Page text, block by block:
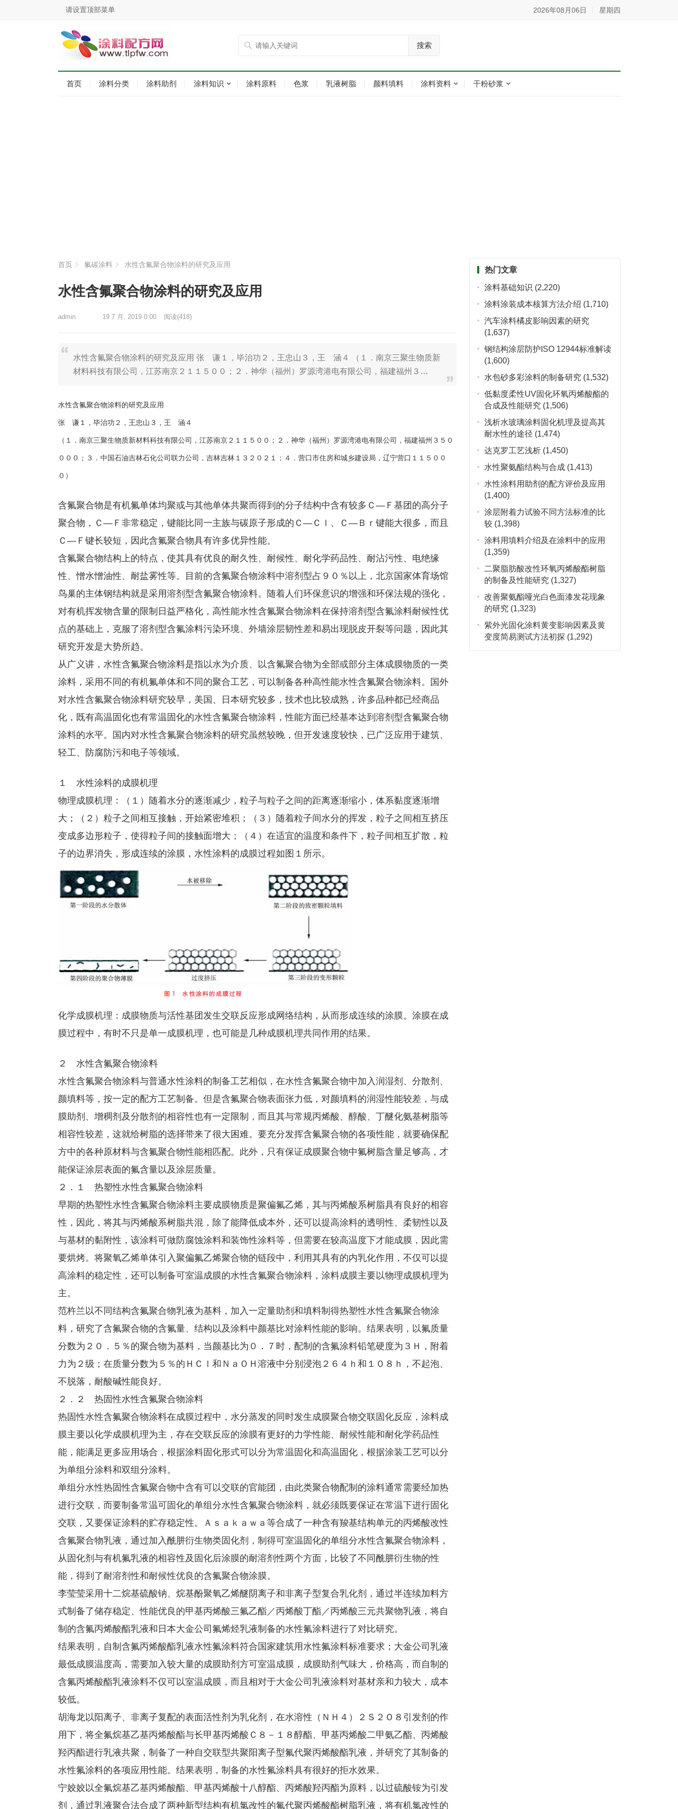
请设置顶部菜单 2026年08月06日 星期四
搜索
首页 涂料分类 涂料助剂 涂料知识 涂料原料 色浆 乳液树脂 颜料填料 涂料资料 干粉砂浆
首页 氟碳涂料 水性含氟聚合物涂料的研究及应用
水性含氟聚合物涂料的研究及应用
admin 19 7 月, 2019 0:00 阅读(418)
水性含氟聚合物涂料的研究及应用 张 谦１，毕治功２，王忠山３，王 涵４ （１．南京三聚生物质新
材料科技有限公司，江苏南京２１１５００；２．神华（福州）罗源湾港电有限公司，福建福州３…
水性含氟聚合物涂料的研究及应用
张 谦１，毕治功２，王忠山３，王 涵４
（１．南京三聚生物质新材料科技有限公司，江苏南京２１１５００；２．神华（福州）罗源湾港电有限公司，福建福州３５０
０００；３．中国石油吉林石化公司联力公司，吉林吉林１３２０２１；４．营口市住房和城乡建设局，辽宁营口１１５００
０）
含氟聚合物是有机氟单体均聚或与其他单体共聚而得到的分子结构中含有较多Ｃ—Ｆ基团的高分子
聚合物，Ｃ—Ｆ非常稳定，键能比同一主族与碳原子形成的Ｃ—Ｃｌ、Ｃ—Ｂｒ键能大很多，而且
Ｃ—Ｆ键长较短，因此含氟聚合物具有许多优异性能。
含氟聚合物结构上的特点，使其具有优良的耐久性、耐候性、耐化学药品性、耐沾污性、电绝缘
性、憎水憎油性、耐盐雾性等。目前的含氟聚合物涂料中溶剂型占９０％以上，北京国家体育场馆
鸟巢的主体钢结构就是采用溶剂型含氟聚合物涂料。随着人们环保意识的增强和环保法规的强化，
对有机挥发物含量的限制日益严格化，高性能水性含氟聚合物涂料在保持溶剂型含氟涂料耐候性优
点的基础上，克服了溶剂型含氟涂料污染环境、外墙涂层韧性差和易出现脱皮开裂等问题，因此其
研究开发是大势所趋。
从广义讲，水性含氟聚合物涂料是指以水为介质、以含氟聚合物为全部或部分主体成膜物质的一类
涂料，采用不同的有机氟单体和不同的聚合工艺，可以制备各种高性能水性含氟聚合物涂料。国外
对水性含氟聚合物涂料研究较早，美国、日本研究较多，技术也比较成熟，许多品种都已经商品
化，既有高温固化也有常温固化的水性含氟聚合物涂料，性能方面已经基本达到溶剂型含氟聚合物
涂料的水平。国内对水性含氟聚合物涂料的研究虽然较晚，但开发速度较快，已广泛应用于建筑、
轻工、防腐防污和电子等领域。
１ 水性涂料的成膜机理
物理成膜机理：（１）随着水分的逐渐减少，粒子与粒子之间的距离逐渐缩小，体系黏度逐渐增
大；（２）粒子之间相互接触，开始紧密堆积；（３）随着粒子间水分的挥发，粒子之间相互挤压
变成多边形粒子，使得粒子间的接触面增大；（４）在适宜的温度和条件下，粒子间相互扩散，粒
子的边界消失，形成连续的涂膜，水性涂料的成膜过程如图１所示。
化学成膜机理：成膜物质与活性基团发生交联反应形成网络结构，从而形成连续的涂膜。涂膜在成
膜过程中，有时不只是单一成膜机理，也可能是几种成膜机理共同作用的结果。
２ 水性含氟聚合物涂料
水性含氟聚合物涂料与普通水性涂料的制备工艺相似，在水性含氟聚合物中加入润湿剂、分散剂、
颜填料等，按一定的配方工艺制备。但是含氟聚合物表面张力低，对颜填料的润湿性能较差，与成
膜助剂、增稠剂及分散剂的相容性也有一定限制，而且其与常规丙烯酸、醇酸、丁醚化氨基树脂等
相容性较差，这就给树脂的选择带来了很大困难。要充分发挥含氟聚合物的各项性能，就要确保配
方中的各种原材料与含氟聚合物性能相匹配。此外，只有保证成膜聚合物中氟树脂含量足够高，才
能保证涂层表面的氟含量以及涂层质量。
２．１ 热塑性水性含氟聚合物涂料
早期的热塑性水性含氟聚合物涂料主要成膜物质是聚偏氟乙烯，其与丙烯酸系树脂具有良好的相容
性，因此，将其与丙烯酸系树脂共混，除了能降低成本外，还可以提高涂料的透明性、柔韧性以及
与基材的黏附性，该涂料可做防腐蚀涂料和装饰性涂料等，但需要在较高温度下才能成膜，因此需
要烘烤。将聚氧乙烯单体引入聚偏氟乙烯聚合物的链段中，利用其具有的内乳化作用，不仅可以提
高涂料的稳定性，还可以制备可室温成膜的水性含氟聚合物涂料，涂料成膜主要以物理成膜机理为
主。
范杵兰以不同结构含氟聚合物乳液为基料，加入一定量助剂和填料制得热塑性水性含氟聚合物涂
料，研究了含氟聚合物的含氟量、结构以及涂料中颜基比对涂料性能的影响。结果表明，以氟质量
分数为２０．５％的聚合物为基料，当颜基比为０．７时，配制的含氟涂料铅笔硬度为３Ｈ，附着
力为２级；在质量分数为５％的ＨＣｌ和ＮａＯＨ溶液中分别浸泡２６４ｈ和１０８ｈ，不起泡、
不脱落，耐酸碱性能良好。
２．２ 热固性水性含氟聚合物涂料
热固性水性含氟聚合物涂料在成膜过程中，水分蒸发的同时发生成膜聚合物交联固化反应，涂料成
膜主要以化学成膜机理为主，存在交联反应的涂膜有更好的力学性能、耐候性能和耐化学药品性
能，能满足更多应用场合，根据涂料固化形式可以分为常温固化和高温固化，根据涂装工艺可以分
为单组分涂料和双组分涂料。
单组分水性热固性含氟聚合物中含有可以交联的官能团，由此类聚合物配制的涂料通常需要经加热
进行交联，而要制备常温可固化的单组分水性含氟聚合物涂料，就必须既要保证在常温下进行固化
交联，又要保证涂料的贮存稳定性。Ａｓａｋａｗａ等合成了一种含有羧基结构单元的丙烯酸改性
含氟聚合物乳液，通过加入酰肼衍生物类固化剂，制得可室温固化的单组分水性含氟聚合物涂料，
从固化剂与有机氟乳液的相容性及固化后涂膜的耐溶剂性两个方面，比较了不同酰肼衍生物的性
能，得到了耐溶剂性和耐候性优良的含氟聚合物涂膜。
李莹莹采用十二烷基硫酸钠、烷基酚聚氧乙烯醚阴离子和非离子型复合乳化剂，通过半连续加料方
式制备了储存稳定、性能优良的甲基丙烯酸三氟乙酯／丙烯酸丁酯／丙烯酸三元共聚物乳液，将自
制的含氟丙烯酸酯乳液和日本大金公司氟烯烃乳液制备的水性氟涂料进行了对比研究。
结果表明，自制含氟丙烯酸酯乳液水性氟涂料符合国家建筑用水性氟涂料标准要求；大金公司乳液
最低成膜温度高，需要加入较大量的成膜助剂方可室温成膜，成膜助剂气味大，价格高，而自制的
含氟丙烯酸酯乳液涂料不仅可以室温成膜，而且相对于大金公司乳液涂料对基材亲和力较大，成本
较低。
胡海龙以阳离子、非离子复配的表面活性剂为乳化剂，在水溶性（ＮＨ４）２Ｓ２Ｏ８引发剂的作
用下，将全氟烷基乙基丙烯酸酯与长甲基丙烯酸Ｃ８－１８醇酯、甲基丙烯酸二甲氨乙酯、丙烯酸
羟丙酯进行乳液共聚，制备了一种自交联型共聚阳离子型氟代聚丙烯酸酯乳液，并研究了其制备的
水性氟涂料的各项应用性能。结果表明，制备的水性氟涂料具有很好的拒水效果。
宁姣姣以全氟烷基乙基丙烯酸酯、甲基丙烯酸十八醇酯、丙烯酸羟丙酯为原料，以过硫酸铵为引发
剂，通过乳液聚合法合成了两种新型结构有机氯改性的氟代聚丙烯酸酯树脂乳液，将有机氯改性的
热门文章
涂料基础知识 (2,220)
涂料涂装成本核算方法介绍 (1,710)
汽车涂料橘皮影响因素的研究
(1,637)
钢结构涂层防护ISO 12944标准解读
(1,600)
水包砂多彩涂料的制备研究 (1,532)
低黏度柔性UV固化环氧丙烯酸酯的
合成及性能研究 (1,506)
浅析水玻璃涂料固化机理及提高其
耐水性的途径 (1,474)
达克罗工艺浅析 (1,450)
水性聚氨酯结构与合成 (1,413)
水性涂料用助剂的配方评价及应用
(1,400)
涂层附着力试验不同方法标准的比
较 (1,398)
涂料用填料介绍及在涂料中的应用
(1,359)
二聚脂肪酸改性环氧丙烯酸酯树脂
的制备及性能研究 (1,327)
改善聚氨酯哑光白色面漆发花现象
的研究 (1,323)
紫外光固化涂料黄变影响因素及黄
变度简易测试方法初探 (1,292)